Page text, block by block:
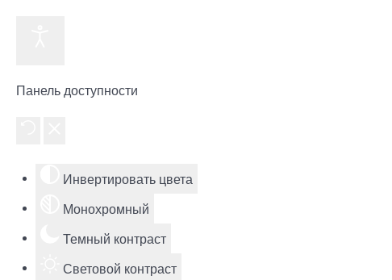
Панель доступности
Инвертировать цвета
Монохромный
Темный контраст
Световой контраст